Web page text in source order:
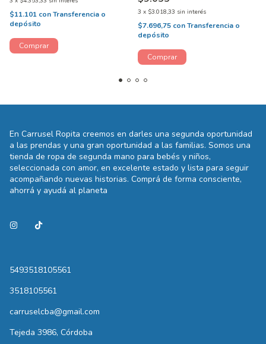
$11.101 conTransferencia o
depósito
3 x $3.018,33 sin interés
$7.696,75 conTransferencia o
depósito
En Carrusel Ropita creemos en darles una segunda oportunidad
a las prendas y una gran oportunidad a las familias. Somos una
tienda de ropa de segunda mano para bebés y niños,
seleccionada con amor, en excelente estado y lista para seguir
acompañando nuevas historias. Comprá de forma consciente,
ahorrá y ayudá al planeta
5493518105561
3518105561
carruselcba@gmail.com
Tejeda 3986, Córdoba